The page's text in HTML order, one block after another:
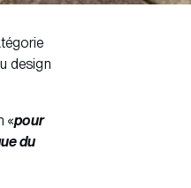
design
«pour
du